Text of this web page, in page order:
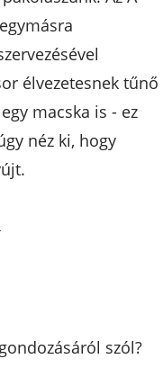
élvezetesnek tűnő
macska is - ez
néz ki, hogy
szól?